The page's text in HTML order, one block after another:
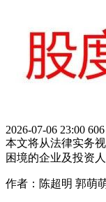
2026-07-06 23:00 606
本文将从法律实务
困境的企业及投资
作者：陈超明 郭萌